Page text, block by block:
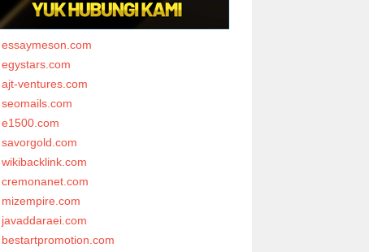
essaymeson.com
egystars.com
ajt-ventures.com
seomails.com
e1500.com
savorgold.com
wikibacklink.com
cremonanet.com
mizempire.com
javaddaraei.com
bestartpromotion.com